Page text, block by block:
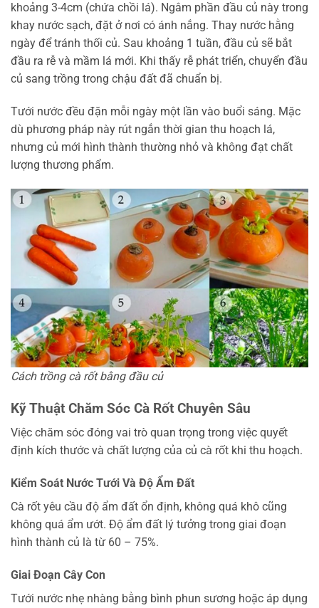
khoảng 3-4cm (chứa chồi lá). Ngâm phần đầu củ này trong
khay nước sạch, đặt ở nơi có ánh nắng. Thay nước hằng
ngày để tránh thối củ. Sau khoảng 1 tuần, đầu củ sẽ bắt
đầu ra rễ và mầm lá mới. Khi thấy rễ phát triển, chuyển đầu
củ sang trồng trong chậu đất đã chuẩn bị.
Tưới nước đều đặn mỗi ngày một lần vào buổi sáng. Mặc
dù phương pháp này rút ngắn thời gian thu hoạch lá,
nhưng củ mới hình thành thường nhỏ và không đạt chất
lượng thương phẩm.
Cách trồng cà rốt bằng đầu củ
Kỹ Thuật Chăm Sóc Cà Rốt Chuyên Sâu
Việc chăm sóc đóng vai trò quan trọng trong việc quyết
định kích thước và chất lượng của củ cà rốt khi thu hoạch.
Kiểm Soát Nước Tưới Và Độ Ẩm Đất
Cà rốt yêu cầu độ ẩm đất ổn định, không quá khô cũng
không quá ẩm ướt. Độ ẩm đất lý tưởng trong giai đoạn
hình thành củ là từ 60 – 75%.
Giai Đoạn Cây Con
Tưới nước nhẹ nhàng bằng bình phun sương hoặc áp dụng